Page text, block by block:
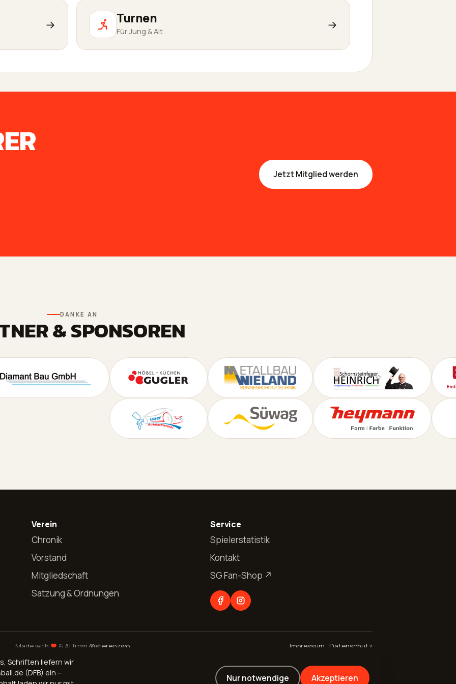
→ Turnen
Für Jung & Alt →
Jetzt Mitglied werden
DANKE AN
& SPONSOREN
Verein
Chronik
Vorstand
Mitgliedschaft
Satzung & Ordnungen
Service
Spielerstatistik
Kontakt
SG Fan-Shop ↗
Made with & AI from @stereozwo Impressum · Datenschutz
Schriften liefern wir
(DFB) ein –
Nur notwendige Akzeptieren